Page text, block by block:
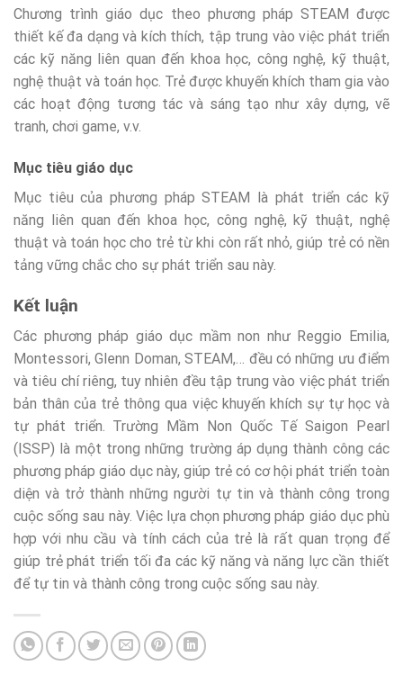
Chương trình giáo dục theo phương pháp STEAM được
thiết kế đa dạng và kích thích, tập trung vào việc phát triển
các kỹ năng liên quan đến khoa học, công nghệ, kỹ thuật,
nghệ thuật và toán học. Trẻ được khuyến khích tham gia vào
các hoạt động tương tác và sáng tạo như xây dựng, vẽ
tranh, chơi game, v.v.
Mục tiêu giáo dục
Mục tiêu của phương pháp STEAM là phát triển các kỹ
năng liên quan đến khoa học, công nghệ, kỹ thuật, nghệ
thuật và toán học cho trẻ từ khi còn rất nhỏ, giúp trẻ có nền
tảng vững chắc cho sự phát triển sau này.
Kết luận
Các phương pháp giáo dục mầm non như Reggio Emilia,
Montessori, Glenn Doman, STEAM,… đều có những ưu điểm
và tiêu chí riêng, tuy nhiên đều tập trung vào việc phát triển
bản thân của trẻ thông qua việc khuyến khích sự tự học và
tự phát triển. Trường Mầm Non Quốc Tế Saigon Pearl
(ISSP) là một trong những trường áp dụng thành công các
phương pháp giáo dục này, giúp trẻ có cơ hội phát triển toàn
diện và trở thành những người tự tin và thành công trong
cuộc sống sau này. Việc lựa chọn phương pháp giáo dục phù
hợp với nhu cầu và tính cách của trẻ là rất quan trọng để
giúp trẻ phát triển tối đa các kỹ năng và năng lực cần thiết
để tự tin và thành công trong cuộc sống sau này.